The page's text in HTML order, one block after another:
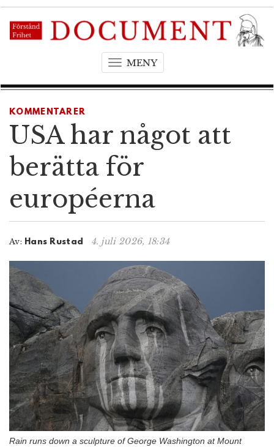
MENYT
g
e
n
t
o
n
KOMMENTARER
USA har något att
berätta för
européerna
Av: Hans Rustad 4. juli 2026, 18:34
Rain runs down a sculpture of George Washington at Mount